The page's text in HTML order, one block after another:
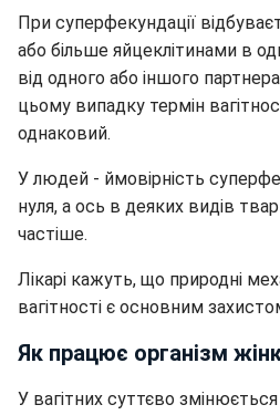
При суперфекундації
або більше яйцеклітинами в
від одного або іншого
цьому випадку термін
однаковий.
У людей - ймовірність
нуля, а ось в деяких видів
частіше.
Лікарі кажуть, що природні
вагітності є основним
Як працює організм
У вагітних суттєво